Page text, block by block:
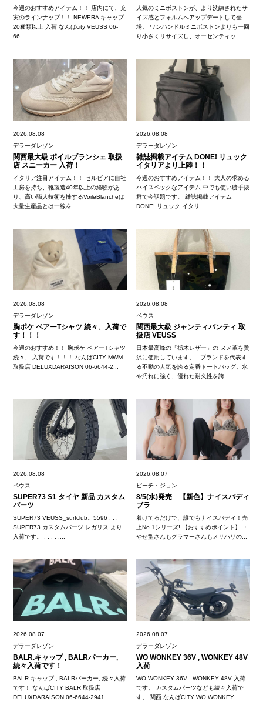
今週のおすすめアイテム！！ 店内にて、充
実のラインナップ！！ NEWERA キャップ
20種類以上 入荷 なんばcity VEUSS 06-
66...
人気のミニボストンが、より洗練されたサ
イズ感とフォルムへアップデートして登
場。 ワンハンドルミニボストンよりも一回
り小さくリサイズし、オーセンティッ...
2026.08.08
デラーダレゾン
関西最大級 ボイルブランシェ 取扱
店 スニーカー 入荷！
イタリア注目アイテム！！ セルビアに自社
工房を持ち、靴製造40年以上の経験があ
り、高い職人技術を擁するVoileBlancheは
大量生産品とは一線を...
2026.08.08
デラーダレゾン
雑誌掲載アイテム DONE! リュック
イタリアより上陸！！
今週のおすすめアイテム！！ 大人の求める
ハイスペックなアイテム 中でも使い勝手抜
群で今話題です。 雑誌掲載アイテム
DONE! リュック イタリ...
2026.08.08
デラーダレゾン
胸ポケ ベアーTシャツ 続々、入荷で
す！！！
今週のおすすめ！！ 胸ポケ ベアーTシャツ
続々、 入荷です！！！ なんばCITY MWM
取扱店 DELUXDARAISON 06-6644-2...
2026.08.08
ベウス
関西最大級 ジャンティバンティ 取
扱店 VEUSS
日本最高峰の「栃木レザー」の ヌメ革を贅
沢に使用しています。 . ブランドを代表す
る不動の人気を誇る定番トートバッグ。水
や汚れに強く、優れた耐久性を誇...
2026.08.08
ベウス
SUPER73 S1 タイヤ 新品 カスタム
パーツ
SUPER73 VEUSS_surfclub。5596 . . .
SUPER73 カスタムパーツ レガリス より
入荷です。 . . . . ....
2026.08.07
ピーチ・ジョン
8/5(水)発売 【新色】ナイスバディ
ブラ
着けてるだけで、誰でもナイスバディ！売
上No.1シリーズ! 【おすすめポイント】 ・
やせ型さんもグラマーさんもメリハリの...
2026.08.07
デラーダレゾン
BALR.キャップ , BALRパーカー,
続々入荷です！
BALR.キャップ , BALRパーカー, 続々入荷
です！ なんばCITY BALR 取扱店
DELUXDARAISON 06-6644-2941...
2026.08.07
デラーダレゾン
WO WONKEY 36V , WONKEY 48V
入荷
WO WONKEY 36V , WONKEY 48V 入荷
です。 カスタムパーツなども続々入荷で
す。 関西 なんばCITY WO WONKEY ...